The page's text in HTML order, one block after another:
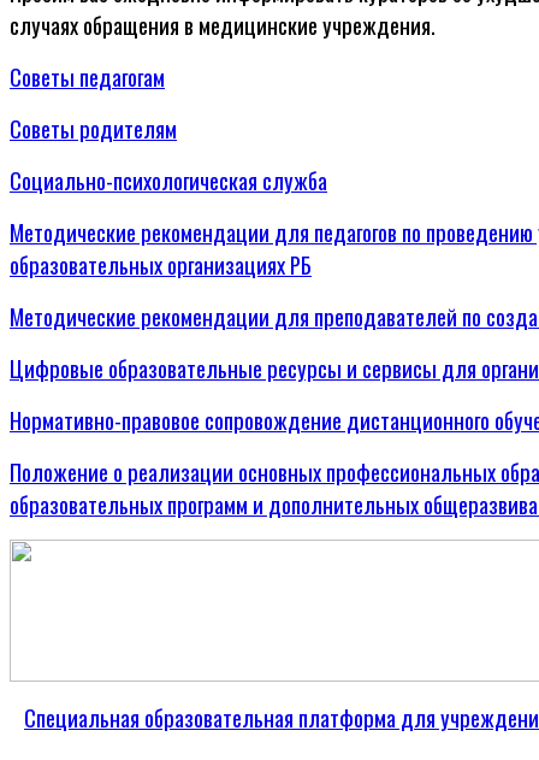
случаях обращения в медицинские учреждения.
Советы педагогам
Советы родителям
Социально-психологическая служба
Методические рекомендации для педагогов по
образовательных организациях РБ
Методические рекомендации для преподавателей по
Цифровые образовательные ресурсы и сервисы для
Нормативно-правовое сопровождение дистанционного
Положение о реализации основных профессиональных
образовательных программ и дополнительных
Специальная образовательная платформа для